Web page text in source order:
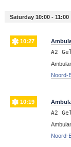
Saturday 10:00 - 11:00
10:27
A2
Noord-
10:19
A2
Noord-